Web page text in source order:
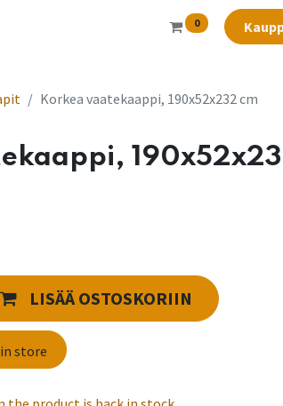
0
Korkea vaatekaappi, 190x52x232 cm
LISÄÄ OSTOSKORIIN
store